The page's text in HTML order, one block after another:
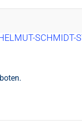
SCHMIDT-